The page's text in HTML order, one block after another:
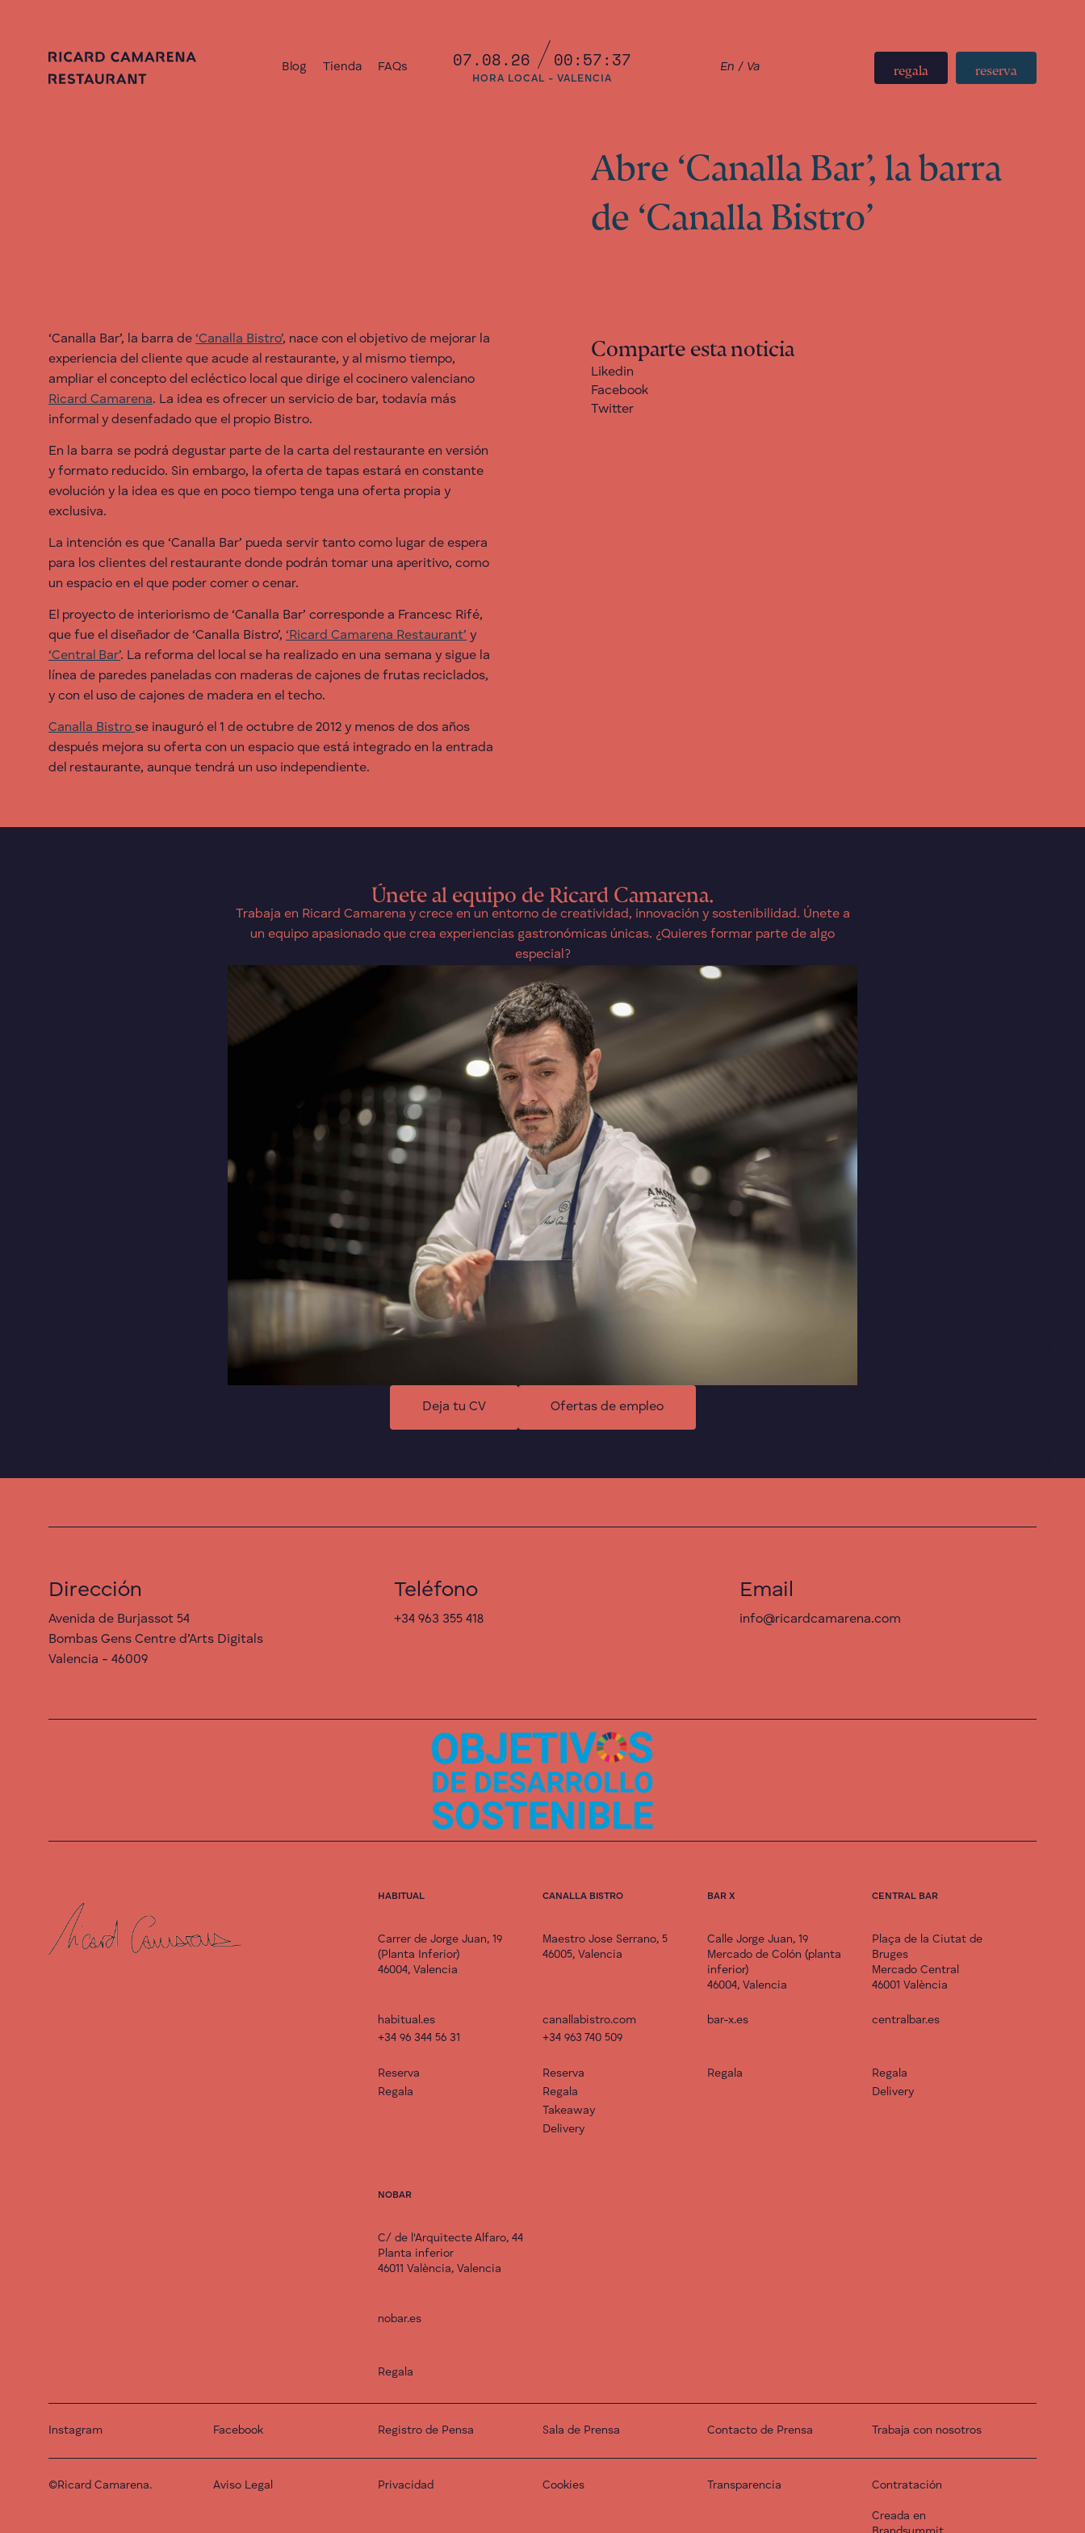
Blog Tienda FAQs 07.08.26 00:57:38
HORA LOCAL - VALENCIA
En / Va regala reserva
Abre ‘Canalla Bar’, la barra
de ‘Canalla Bistro’
‘Canalla Bar’, la barra de ‘Canalla Bistro’, nace con el objetivo de mejorar la
experiencia del cliente que acude al restaurante, y al mismo tiempo,
ampliar el concepto del ecléctico local que dirige el cocinero valenciano
Ricard Camarena. La idea es ofrecer un servicio de bar, todavía más
informal y desenfadado que el propio Bistro.
En la barra se podrá degustar parte de la carta del restaurante en versión
y formato reducido. Sin embargo, la oferta de tapas estará en constante
evolución y la idea es que en poco tiempo tenga una oferta propia y
exclusiva.
La intención es que ‘Canalla Bar’ pueda servir tanto como lugar de espera
para los clientes del restaurante donde podrán tomar una aperitivo, como
un espacio en el que poder comer o cenar.
El proyecto de interiorismo de ‘Canalla Bar’ corresponde a Francesc Rifé,
que fue el diseñador de ‘Canalla Bistro’, ‘Ricard Camarena Restaurant’ y
‘Central Bar’. La reforma del local se ha realizado en una semana y sigue la
línea de paredes paneladas con maderas de cajones de frutas reciclados,
y con el uso de cajones de madera en el techo.
Canalla Bistro se inauguró el 1 de octubre de 2012 y menos de dos años
después mejora su oferta con un espacio que está integrado en la entrada
del restaurante, aunque tendrá un uso independiente.
Comparte esta noticia
Likedin
Facebook
Twitter
Únete al equipo de Ricard Camarena.
Trabaja en Ricard Camarena y crece en un entorno de creatividad, innovación y sostenibilidad. Únete a
un equipo apasionado que crea experiencias gastronómicas únicas. ¿Quieres formar parte de algo
especial?
Deja tu CV Ofertas de empleo
Dirección
Avenida de Burjassot 54
Bombas Gens Centre d’Arts Digitals
Valencia - 46009
Teléfono
+34 963 355 418
Email
info@ricardcamarena.com
HABITUAL
Carrer de Jorge Juan, 19
(Planta Inferior)
46004, Valencia
habitual.es
+34 96 344 56 31
Reserva
Regala
CANALLA BISTRO
Maestro Jose Serrano, 5
46005, Valencia
canallabistro.com
+34 963 740 509
Reserva
Regala
Takeaway
Delivery
BAR X
Calle Jorge Juan, 19
Mercado de Colón (planta
inferior)
46004, Valencia
bar-x.es
Regala
CENTRAL BAR
Plaça de la Ciutat de
Bruges
Mercado Central
46001 València
centralbar.es
Regala
Delivery
NOBAR
C/ de l'Arquitecte Alfaro, 44
Planta inferior
46011 València, Valencia
nobar.es
Regala
Instagram Facebook Registro de Pensa Sala de Prensa Contacto de Prensa Trabaja con nosotros
©Ricard Camarena. Aviso Legal Privacidad Cookies Transparencia Contratación
Creada en